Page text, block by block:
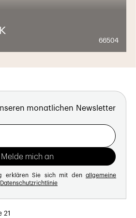
66504
monatlichen Newsletter
erklären Sie sich mit den allgemeine
Datenschutzrichtlinie
21